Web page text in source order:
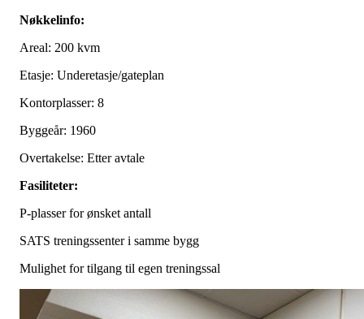
Nøkkelinfo:
Areal: 200 kvm
Etasje: Underetasje/gateplan
Kontorplasser: 8
Byggeår: 1960
Overtakelse: Etter avtale
Fasiliteter:
P-plasser for ønsket antall
SATS treningssenter i samme bygg
Mulighet for tilgang til egen treningssal